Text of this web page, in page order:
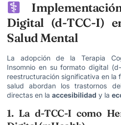
Digital (d-TCC-I)
Salud Mental
La adopción de la Terapia
Insomnio en su formato digital
reestructuración significativa en la
salud abordan los trastornos
directas en la accesibilidad y la
1. La d-TCC-I como